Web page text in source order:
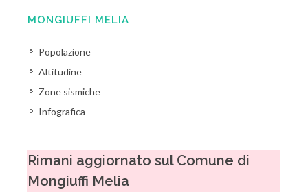
MONGIUFFI MELIA
Popolazione
Altitudine
Zone sismiche
Infografica
Rimani aggiornato sul Comune di
Mongiuffi Melia